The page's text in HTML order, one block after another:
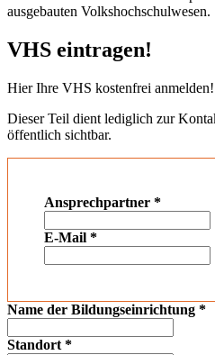
ausgebauten Volkshochschulwesen.
VHS eintragen!
Hier Ihre VHS kostenfrei anmelden!
Dieser Teil dient lediglich zur
öffentlich sichtbar.
Ansprechpartner *
E-Mail *
Name der Bildungseinrichtung *
Standort *